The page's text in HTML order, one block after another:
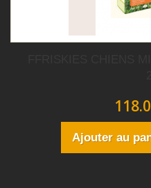
Ajouter au